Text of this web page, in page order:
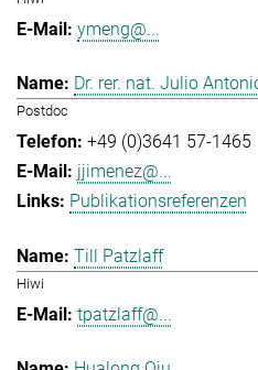
ymeng@...
Dr. rer. nat. Julio
Postdoc
+49 (0)3641 57-1465
jjimenez@...
Publikationsreferenzen
Till Patzlaff
Hiwi
tpatzlaff@...